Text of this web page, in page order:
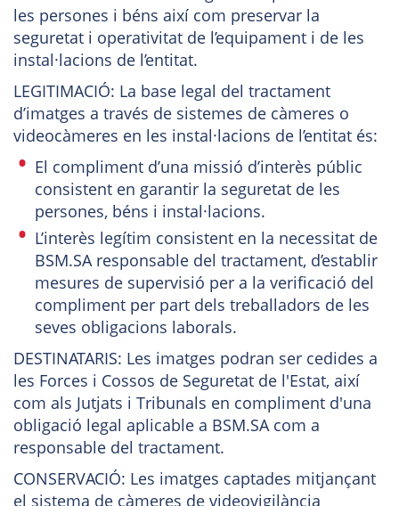
les persones i béns així com preservar la
seguretat i operativitat de l’equipament i de les
instal·lacions de l’entitat.
LEGITIMACIÓ: La base legal del tractament
d’imatges a través de sistemes de càmeres o
videocàmeres en les instal·lacions de l’entitat és:
El compliment d’una missió d’interès públic
consistent en garantir la seguretat de les
persones, béns i instal·lacions.
L’interès legítim consistent en la necessitat de
BSM.SA responsable del tractament, d’establir
mesures de supervisió per a la verificació del
compliment per part dels treballadors de les
seves obligacions laborals.
DESTINATARIS: Les imatges podran ser cedides a
les Forces i Cossos de Seguretat de l'Estat, així
com als Jutjats i Tribunals en compliment d'una
obligació legal aplicable a BSM.SA com a
responsable del tractament.
CONSERVACIÓ: Les imatges captades mitjançant
el sistema de càmeres de videovigilància